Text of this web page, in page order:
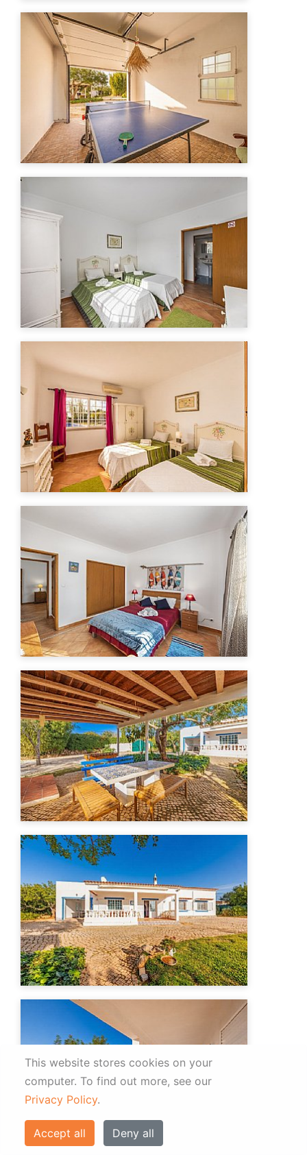
This website stores cookies on your
computer. To find out more, see our
Privacy Policy.
Accept all Deny all